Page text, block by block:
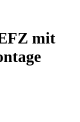
mit